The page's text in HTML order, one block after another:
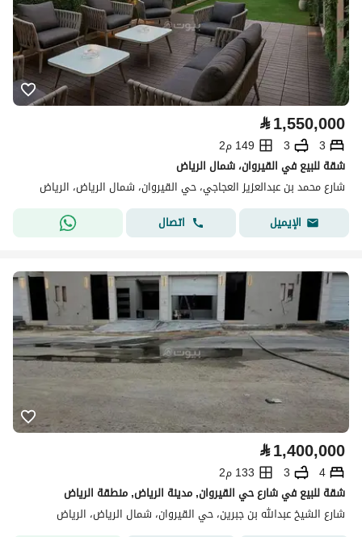
⃁1,550,000
3
3
149 م2
شقة للبيع في القيروان، شمال الرياض
شارع محمد بن عبدالعزيز العجاجي، حي القيروان، شمال الرياض، الرياض
الإيميل
اتصال
⃁1,400,000
4
3
133 م2
شقة للبيع في شارع حي القيروان, مدينة الرياض, منطقة الرياض
شارع الشيخ عبدالله بن جبرين، حي القيروان، شمال الرياض، الرياض